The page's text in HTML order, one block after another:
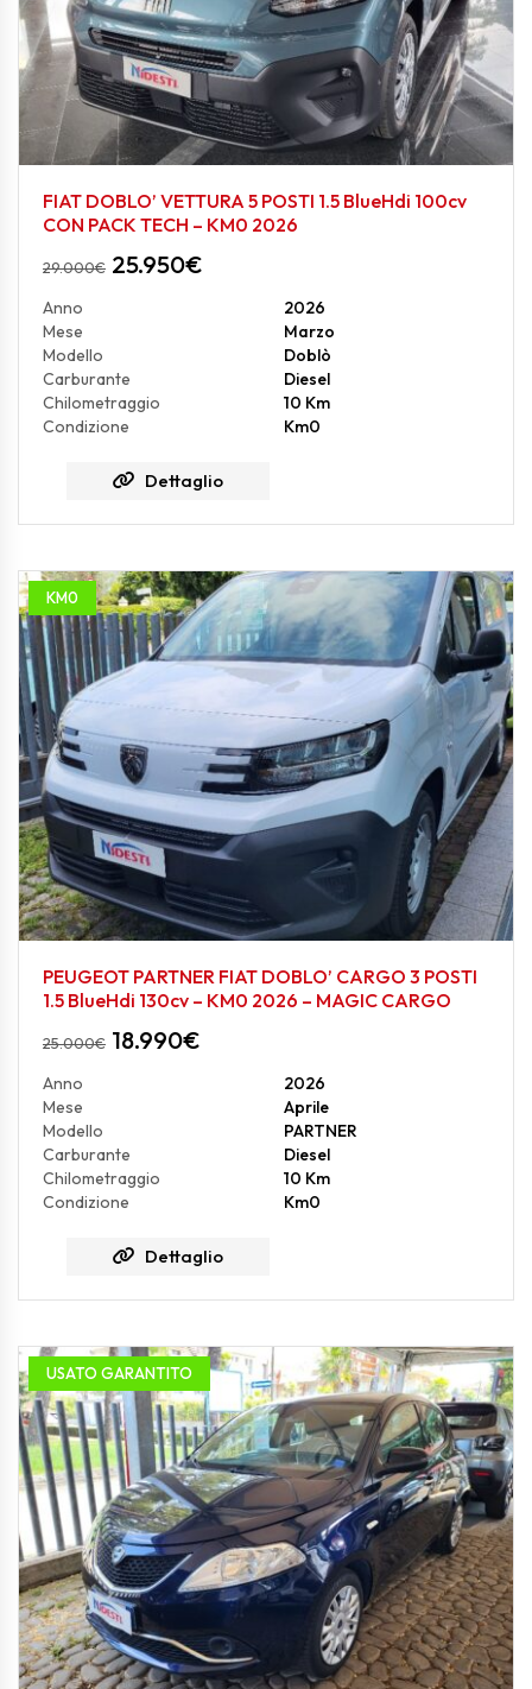
FIAT DOBLO’ VETTURA 5 POSTI 1.5 BlueHdi 100cv
CON PACK TECH – KM0 2026
29.000€ 25.950€
Anno
2026
Mese
Marzo
Modello
Doblò
Carburante
Diesel
Chilometraggio
10 Km
Condizione
Km0
Dettaglio
KM0
PEUGEOT PARTNER FIAT DOBLO’ CARGO 3 POSTI
1.5 BlueHdi 130cv – KM0 2026 – MAGIC CARGO
25.000€ 18.990€
Anno
2026
Mese
Aprile
Modello
PARTNER
Carburante
Diesel
Chilometraggio
10 Km
Condizione
Km0
Dettaglio
USATO GARANTITO